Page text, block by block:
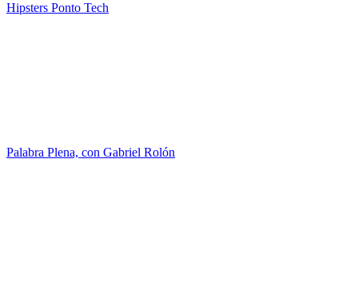
Hipsters Ponto Tech
Palabra Plena, con Gabriel Rolón